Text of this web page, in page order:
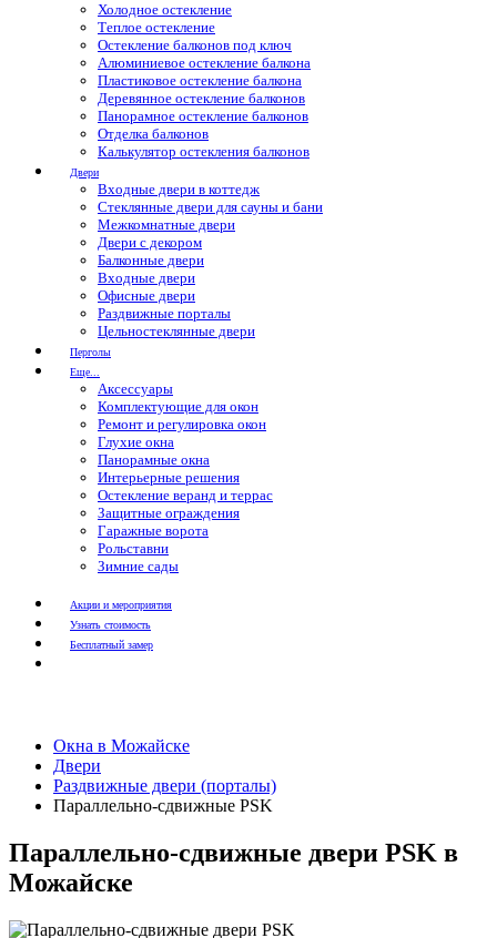
Холодное остекление
Теплое остекление
Остекление балконов под ключ
Алюминиевое остекление балкона
Пластиковое остекление балкона
Деревянное остекление балконов
Панорамное остекление балконов
Отделка балконов
Калькулятор остекления балконов
Двери
Входные двери в коттедж
Стеклянные двери для сауны и бани
Межкомнатные двери
Двери с декором
Балконные двери
Входные двери
Офисные двери
Раздвижные порталы
Цельностеклянные двери
Перголы
Еще...
Аксессуары
Комплектующие для окон
Ремонт и регулировка окон
Глухие окна
Панорамные окна
Интерьерные решения
Остекление веранд и террас
Защитные ограждения
Гаражные ворота
Рольставни
Зимние сады
Акции и мероприятия
Узнать стоимость
Бесплатный замер
Окна в Можайске
Двери
Раздвижные двери (порталы)
Параллельно-сдвижные PSK
Параллельно-сдвижные двери PSK в
Можайске